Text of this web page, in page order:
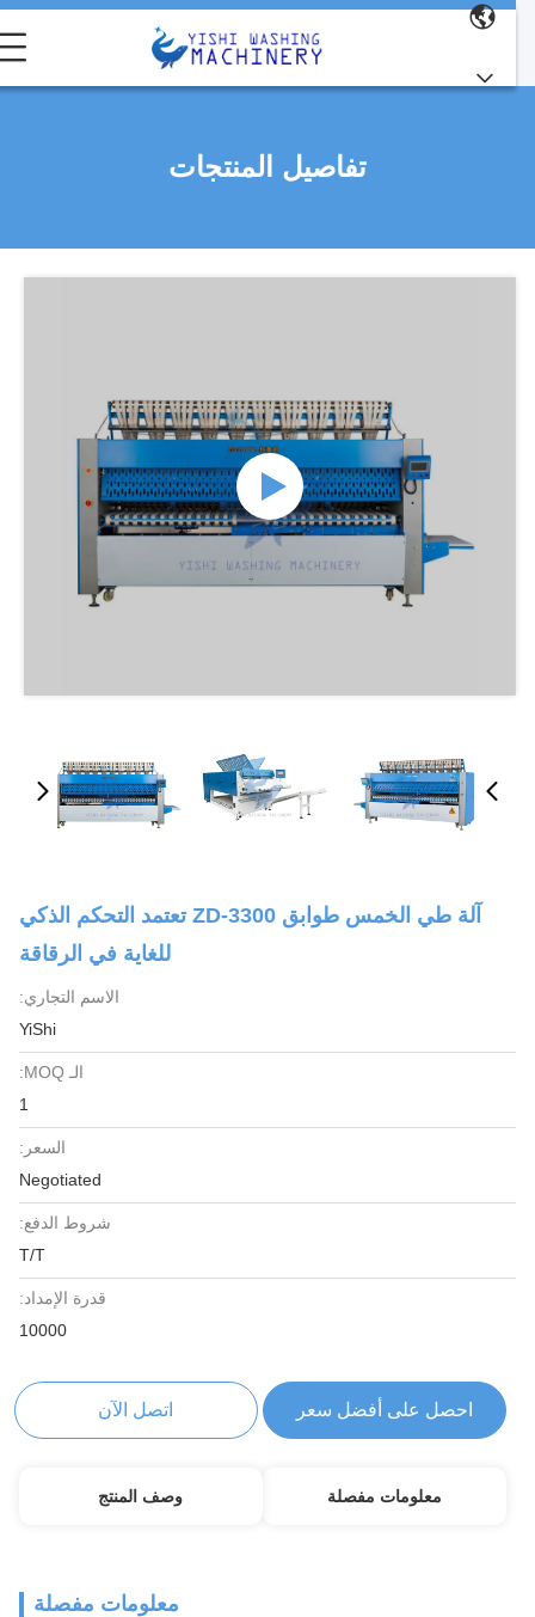
تفاصيل المنتجات
آلة طي الخمس طوابق ZD-3300 تعتمد التحكم الذكي
للغاية في الرقاقة
الاسم التجاري:
YiShi
الـ MOQ:
السعر:
Negotiated
شروط الدفع:
T/T
قدرة الإمداد:
10000
احصل على أفضل سعر اتصل الآن
معلومات مفصلة وصف المنتج
معلومات مفصلة